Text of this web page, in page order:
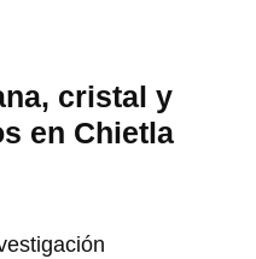
cristal y
en Chietla